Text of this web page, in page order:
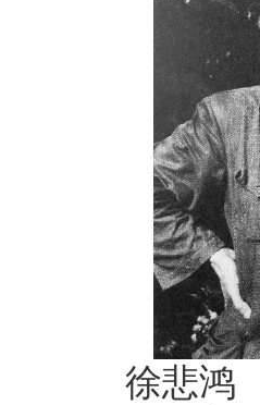
徐悲鸿